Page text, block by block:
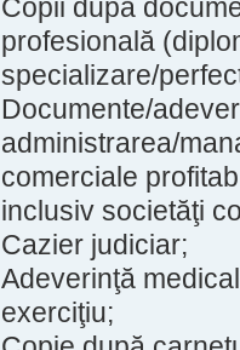
Copii după
profesională
specializare/
Documente/
administrarea/
comerciale
inclusiv societăţi
Cazier judiciar;
Adeverinţă
exerciţiu;